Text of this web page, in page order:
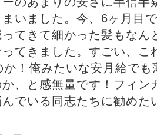
いました。今、6ヶ月目で
てきて細かった髪もなん
てきました。すごい、こ
！俺みたいな安月給でも
、と感無量です！フィン
でいる同志たちに勧めた